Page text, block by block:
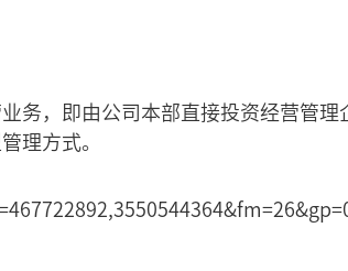
务，即由公司本部直接投资经营管理
理方式。